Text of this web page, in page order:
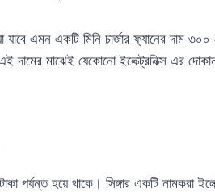
এমন একটি মিনি চার্জার ফ্যানের দাম
দামের মাঝেই যেকোনো ইলেক্ট্রনিক্স এর
পর্যন্ত হয়ে থাকে। সিঙ্গার একটি নামকরা